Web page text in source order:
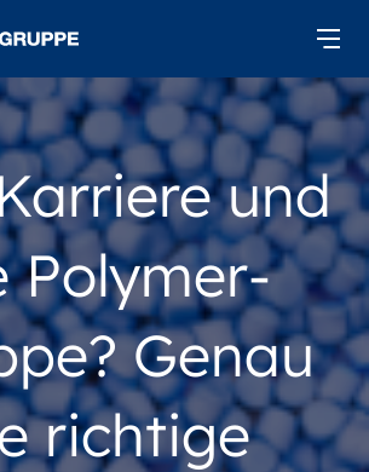
und
Polymer-
Genau
richtige